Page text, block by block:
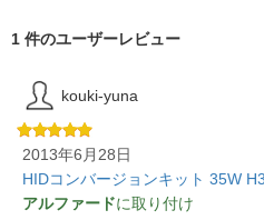
1 件のユーザーレビュー
kouki-yuna
2013年6月28日
HIDコンバージョンキット 35W
アルファードに取り付け